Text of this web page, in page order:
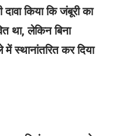
किया कि जंबूरी का
था, लेकिन बिना
स्थानांतरित कर दिया